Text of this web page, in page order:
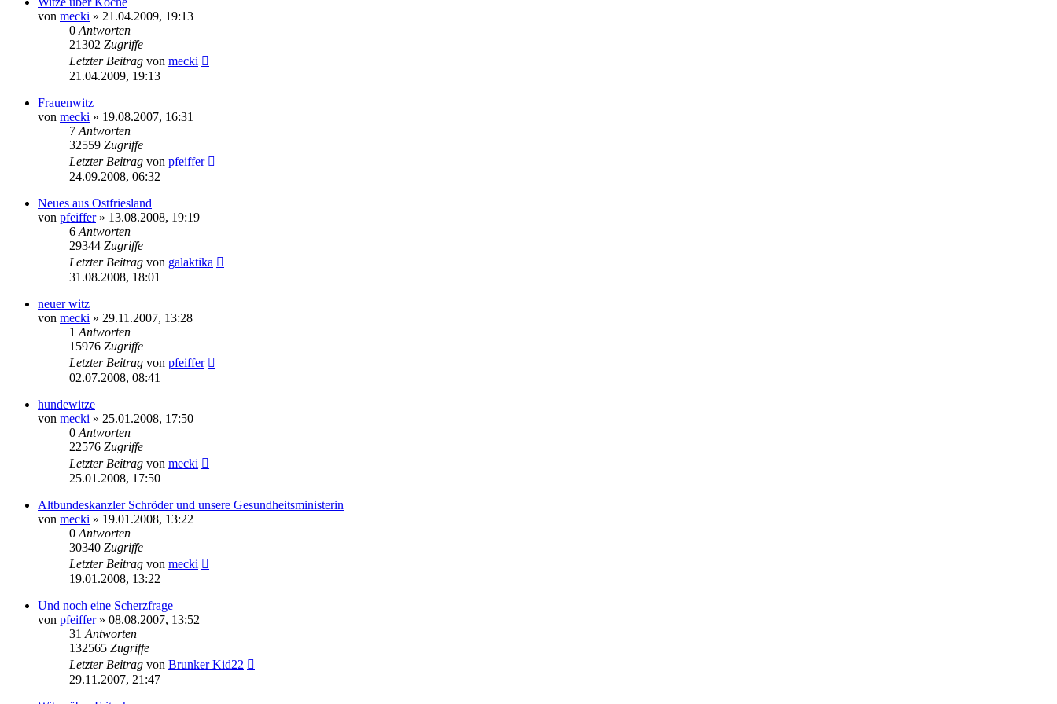
von mecki » 21.04.2009, 19:13
0 Antworten
21302 Zugriffe
Letzter Beitrag von mecki
21.04.2009, 19:13
Frauenwitz
von mecki » 19.08.2007, 16:31
7 Antworten
32559 Zugriffe
Letzter Beitrag von pfeiffer
24.09.2008, 06:32
Neues aus Ostfriesland
von pfeiffer» 13.08.2008, 19:19
6 Antworten
29344 Zugriffe
Letzter Beitrag von galaktika
31.08.2008, 18:01
neuer witz
von mecki » 29.11.2007, 13:28
1 Antworten
15976 Zugriffe
Letzter Beitrag von pfeiffer
02.07.2008, 08:41
hundewitze
von mecki » 25.01.2008, 17:50
0 Antworten
22576 Zugriffe
Letzter Beitrag von mecki
25.01.2008, 17:50
Altbundeskanzler Schröder und unsere Gesundheitsministerin
von mecki » 19.01.2008, 13:22
0 Antworten
30340 Zugriffe
Letzter Beitrag von mecki
19.01.2008, 13:22
Und noch eine Scherzfrage
von pfeiffer» 08.08.2007, 13:52
31 Antworten
132565 Zugriffe
Letzter Beitrag von Brunker Kid22
29.11.2007, 21:47